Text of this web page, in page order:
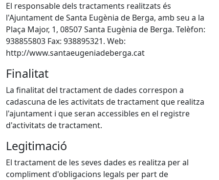
El responsable dels tractaments realitzats és
l'Ajuntament de Santa Eugènia de Berga, amb seu a la
Plaça Major, 1, 08507 Santa Eugènia de Berga. Telèfon:
938855803 Fax: 938895321. Web:
http://www.santaeugeniadeberga.cat
Finalitat
La finalitat del tractament de dades correspon a
cadascuna de les activitats de tractament que realitza
l'ajuntament i que seran accessibles en el registre
d'activitats de tractament.
Legitimació
El tractament de les seves dades es realitza per al
compliment d'obligacions legals per part de